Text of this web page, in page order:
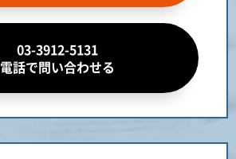
03-3912-5131
電話で問い合わせる